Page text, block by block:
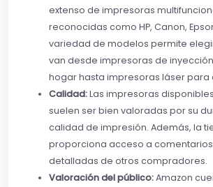
extenso de impresoras
reconocidas como HP, Canon,
variedad de modelos permite
van desde impresoras de
hogar hasta impresoras láser para
Calidad:Las impresoras
suelen ser bien valoradas por su
calidad de impresión. Además, la
proporciona acceso a
detalladas de otros compradores.
Valoración del público:Amazon